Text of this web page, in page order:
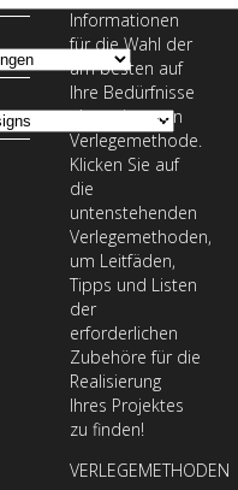
Informationen
für die Wahl der
am besten auf
Ihre Bedürfnisse
abgestimmten
Verlegemethode.
Klicken Sie auf
die
untenstehenden
Verlegemethoden,
um Leitfäden,
Tipps und Listen
der
erforderlichen
Zubehöre für die
Realisierung
Ihres Projektes
zu finden!
VERLEGEMETHODEN